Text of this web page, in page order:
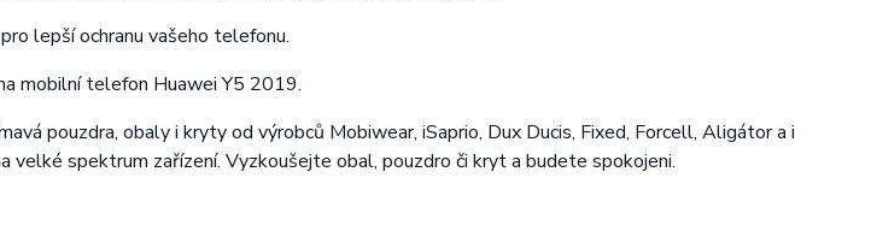
lepší ochranu vašeho telefonu.
mobilní telefon Huawei Y5 2019.
pouzdra, obaly i kryty od výrobců Mobiwear, iSaprio, Dux Ducis, Fixed, Forcell, Aligátor a i
velké spektrum zařízení. Vyzkoušejte obal, pouzdro či kryt a budete spokojeni.